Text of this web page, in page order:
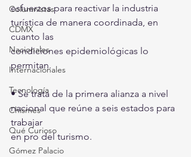
Columnistas
CDMX
Nacionales
Internacionales
Tecnología
Chismes
Qué Curioso
Gómez Palacio
esfuerzos para reactivar la industria
turística de manera coordinada, en
cuanto las
condiciones epidemiológicas lo
permitan.
• Se trata de la primera alianza a nivel
nacional que reúne a seis estados para
trabajar
en pro del turismo.